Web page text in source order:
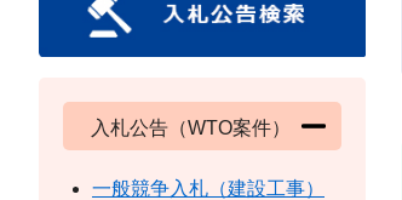
入札公告（WTO案件）
一般競争入札（建設工事）